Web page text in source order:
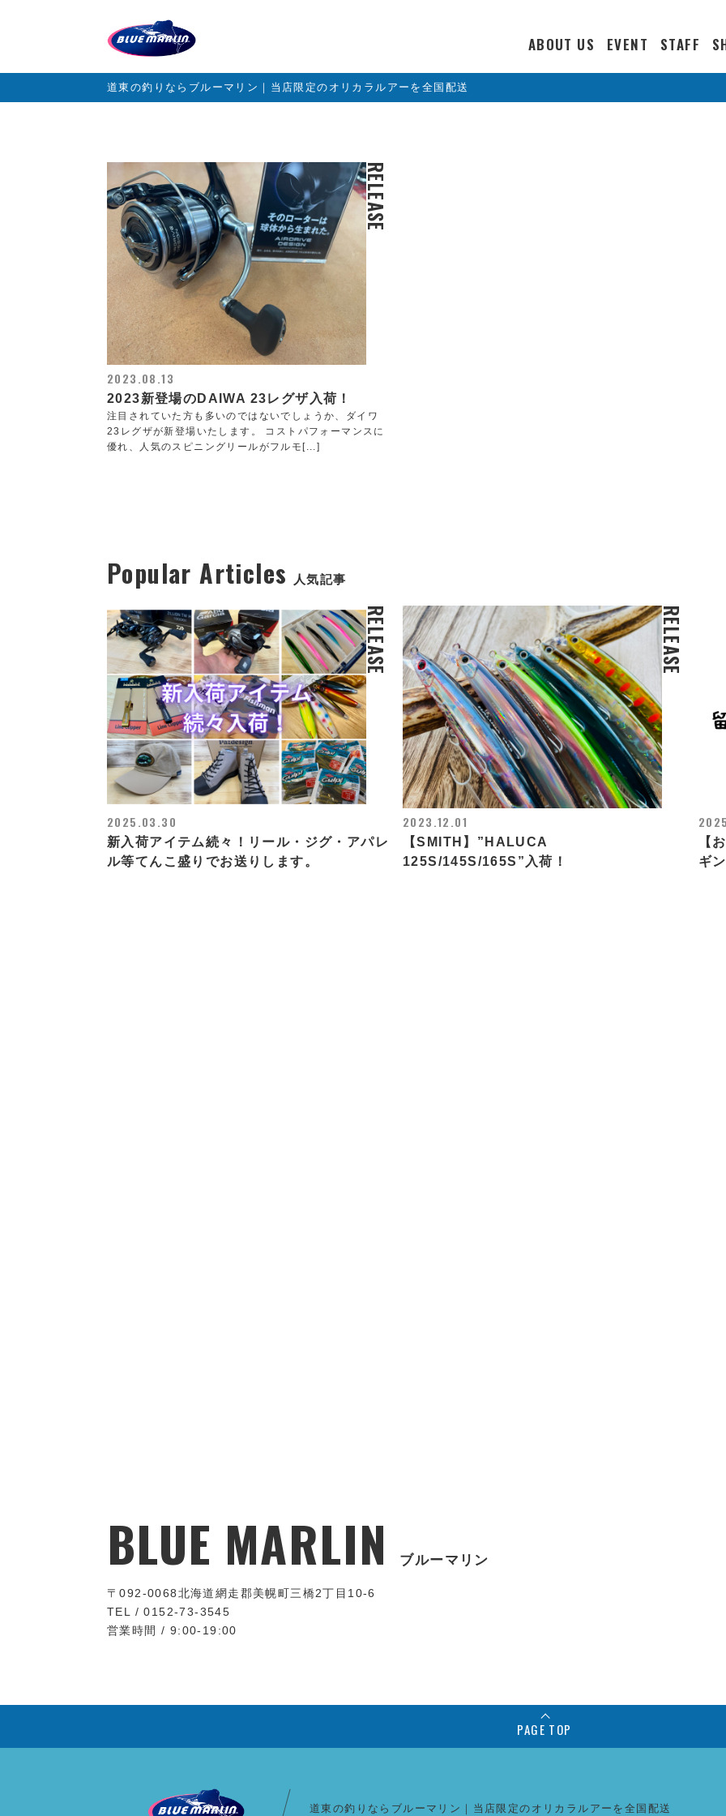
ABOUT US EVENT STAFF
道東の釣りならブルーマリン｜当店限定のオリカラルアーを全国配送
RELEASE
2023.08.13
2023新登場のDAIWA 23レグザ入荷！
注目されていた方も多いのではないでしょうか、ダイワ
23レグザが新登場いたします。 コストパフォーマンスに
優れ、人気のスピニングリールがフルモ[...]
Popular Articles 人気記事
RELEASE
2025.03.30
新入荷アイテム続々！リール・ジグ・アパレ
ル等てんこ盛りでお送りします。
RELEASE
2023.12.01
【SMITH】”HALUCA
125S/145S/165S”入荷！
【
ギ
BLUE MARLIN ブルーマリン
〒092-0068北海道網走郡美幌町三橋2丁目10-6
TEL / 0152-73-3545
営業時間 / 9:00-19:00
PAGE TOP
道東の釣りならブルーマリン｜当店限定のオリカラルアーを全国配送